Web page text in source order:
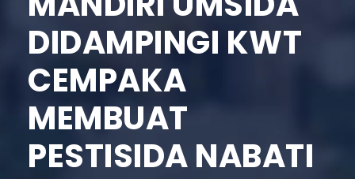
DIDAMPINGI KWT
CEMPAKA
MEMBUAT
PESTISIDA NABATI